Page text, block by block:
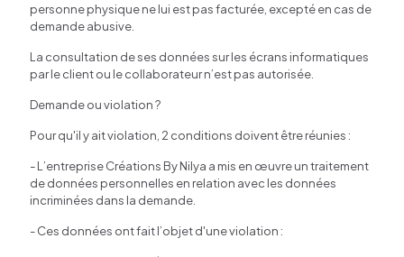
personne physique ne lui est pas facturée, excepté en cas de
demande abusive.
La consultation de ses données sur les écrans informatiques
par le client ou le collaborateur n’est pas autorisée.
Demande ou violation ?
Pour qu'il y ait violation, 2 conditions doivent être réunies :
- L’entreprise Créations By Nilya a mis en œuvre un traitement
de données personnelles en relation avec les données
incriminées dans la demande.
- Ces données ont fait l’objet d'une violation :